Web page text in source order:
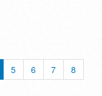
5 6 7
8